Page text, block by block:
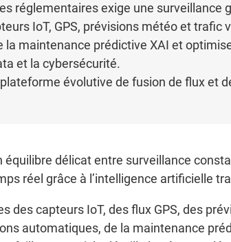
réglementaires exige une surveillance
IoT, GPS, prévisions météo et
la maintenance prédictive XAI et
et la cybersécurité.
évolutive de fusion de flux et
équilibre délicat entre surveillance
réel grâce à l’intelligence artificielle
des capteurs IoT, des flux GPS, des
automatiques, de la maintenance